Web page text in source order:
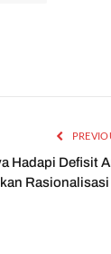
Hadapi Defisit